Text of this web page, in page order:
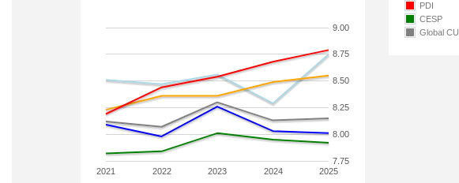
2021 2022 2023 2024 2025
7.75
8.00
8.25
8.50
8.75
9.00
PDI
CESP
Global CU